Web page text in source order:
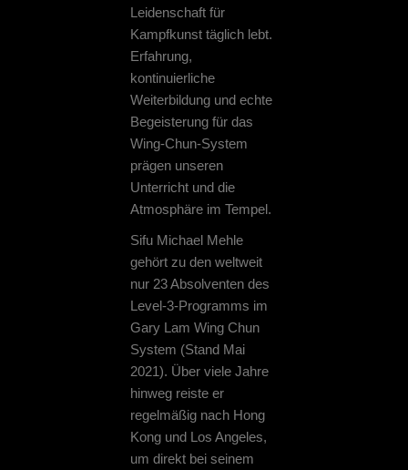
Leidenschaft für
Kampfkunst täglich lebt.
Erfahrung,
kontinuierliche
Weiterbildung und echte
Begeisterung für das
Wing-Chun-System
prägen unseren
Unterricht und die
Atmosphäre im Tempel.
Sifu Michael Mehle
gehört zu den weltweit
nur 23 Absolventen des
Level-3-Programms im
Gary Lam Wing Chun
System (Stand Mai
2021). Über viele Jahre
hinweg reiste er
regelmäßig nach Hong
Kong und Los Angeles,
um direkt bei seinem